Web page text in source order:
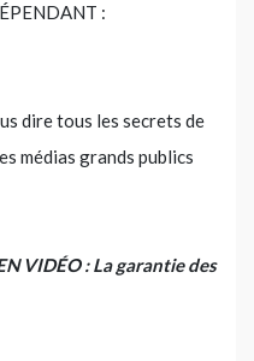
:
dire tous les secrets de
médias grands publics
VIDÉO : La garantie des